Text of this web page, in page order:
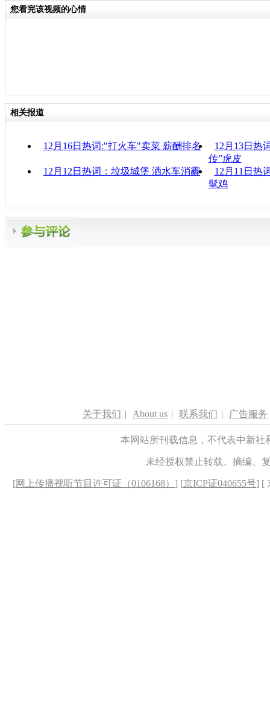
您看完该视频的心情
相关报道
12月16日热词:"打火车"卖菜 薪酬排名
12月13日热
传”虎皮
12月12日热词：垃圾城堡 洒水车消霾
12月11日热
髦鸡
关于我们 | About us | 联系我们 | 广告服务
本网站所刊载信息，不代表中新
未经授权禁止转载、摘编、
[网上传播视听节目许可证（0106168） ] [京ICP证040655号] [